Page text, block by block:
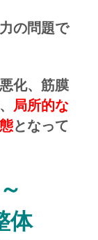
の問題で
化、筋膜
局所的な
となって
体